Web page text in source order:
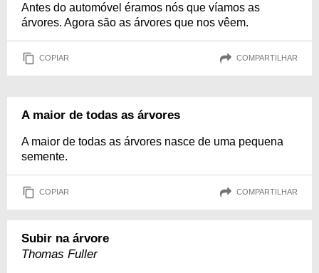
Antes do automóvel éramos nós que víamos as
árvores. Agora são as árvores que nos vêem.
COPIAR COMPARTILHAR
A maior de todas as árvores
A maior de todas as árvores nasce de uma pequena
semente.
COPIAR COMPARTILHAR
Subir na árvore
Thomas Fuller